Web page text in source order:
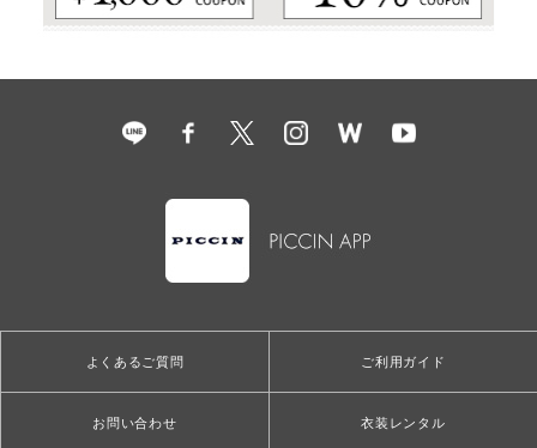
よくあるご質問 ご利用ガイド
お問い合わせ 衣装レンタル